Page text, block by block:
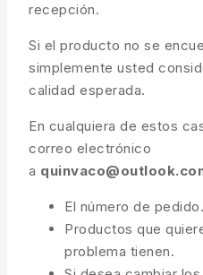
recepción.
Si el producto no se
simplemente usted
calidad esperada.
En cualquiera de estos
correo electrónico
a
El número de pedido.
Productos que
problema tienen.